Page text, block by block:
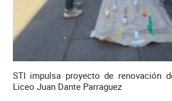
STI impulsa proyecto de renovación
Liceo Juan Dante Parraguez